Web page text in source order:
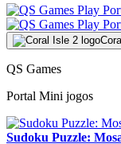
QS Games
Portal Mini jogos
Sudoku Puzzle: